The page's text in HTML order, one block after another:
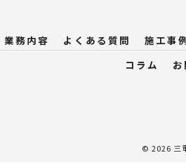
業務内容 よくある質問 施工事
コラム
© 2026 三